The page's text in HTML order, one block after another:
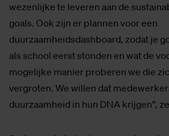
wezenlijke te leveren aan de
goals. Ook zijn er plannen voor een
duurzaamheidsdashboard, zodat je
als school eerst stonden en wat de
mogelijke manier proberen we die
vergroten. We willen dat
duurzaamheid in hun DNA krijgen”,